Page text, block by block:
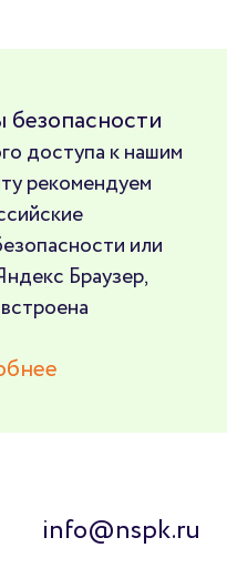
доступа к нашим
рекомендуем
или
Браузер,
info@nspk.ru